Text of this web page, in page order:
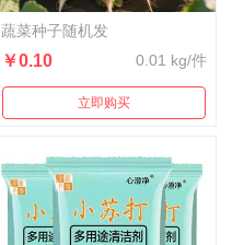
蔬菜种子随机发
￥0.10 0.01 kg/件
立即购买